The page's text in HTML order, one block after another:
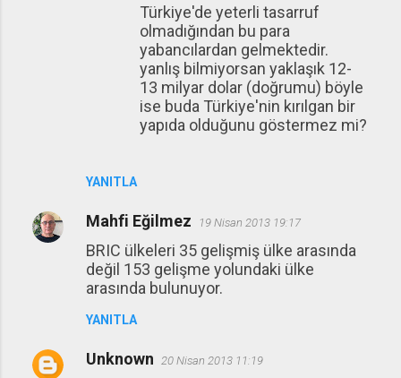
YANITLA
Türkiye'de yeterli tasarruf
olmadığından bu para
yabancılardan gelmektedir.
yanlış bilmiyorsan yaklaşık 12-
13 milyar dolar (doğrumu) böyle
ise buda Türkiye'nin kırılgan bir
yapıda olduğunu göstermez mi?
Mahfi Eğilmez 19 Nisan 2013 19:17
BRIC ülkeleri 35 gelişmiş ülke arasında
değil 153 gelişme yolundaki ülke
arasında bulunuyor.
YANITLA
Unknown 20 Nisan 2013 11:19